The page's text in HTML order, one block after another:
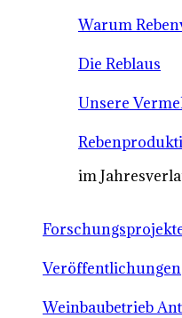
Warum
Die Reblaus
Unsere
im
Veröffentlichungen
Weinbaubetrieb